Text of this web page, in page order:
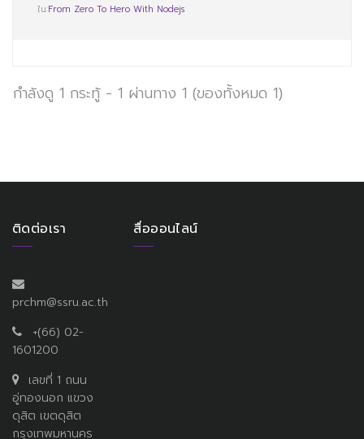
ใน:From Zero To Hero With Nodejs
กำลังดู 1 กระทู้ - 1 ผ่านทาง 1 (ของทั้งหมด 1)
ติดต่อเรา
prchm@ssru.ac.th
+(66) 02-
1601200
เลขที่ 1 ถนน
อู่ทองนอก แขวง
ดุสิต เขตดุสิต
กรุงเทพมหานคร
สื่อออนไลน์